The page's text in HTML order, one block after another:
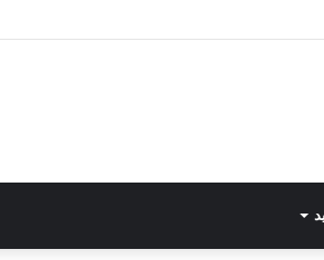
من هي سارة خليفة؟